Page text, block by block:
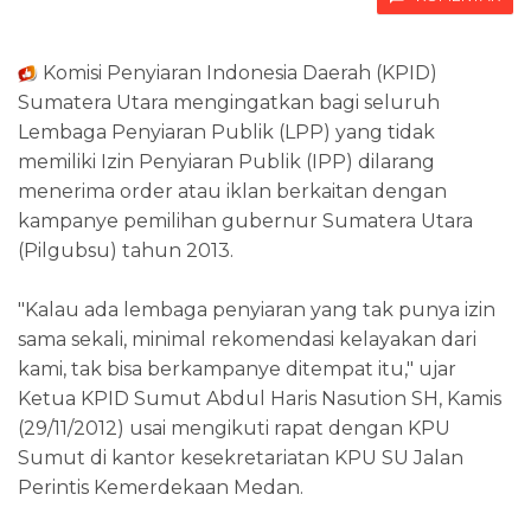
Komisi Penyiaran Indonesia Daerah (KPID)
Sumatera Utara mengingatkan bagi seluruh
Lembaga Penyiaran Publik (LPP) yang tidak
memiliki Izin Penyiaran Publik (IPP) dilarang
menerima order atau iklan berkaitan dengan
kampanye pemilihan gubernur Sumatera Utara
(Pilgubsu) tahun 2013.
"Kalau ada lembaga penyiaran yang tak punya izin
sama sekali, minimal rekomendasi kelayakan dari
kami, tak bisa berkampanye ditempat itu," ujar
Ketua KPID Sumut Abdul Haris Nasution SH, Kamis
(29/11/2012) usai mengikuti rapat dengan KPU
Sumut di kantor kesekretariatan KPU SU Jalan
Perintis Kemerdekaan Medan.